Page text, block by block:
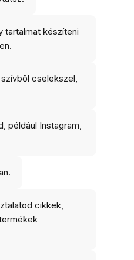
tartalmat készíteni
cselekszel,
például Instagram,
cikkek,